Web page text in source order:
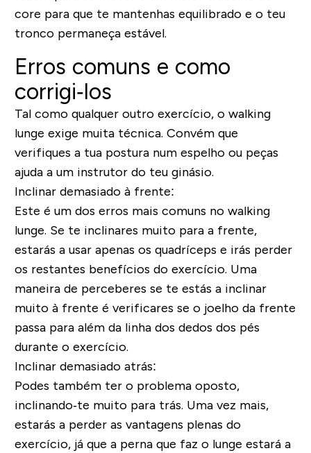
core para que te mantenhas equilibrado e o teu
tronco permaneça estável.
Erros comuns e como
corrigi‐los
Tal como qualquer outro exercício, o walking
lunge exige muita técnica. Convém que
verifiques a tua postura num espelho ou peças
ajuda a um instrutor do teu ginásio.
Inclinar demasiado à frente:
Este é um dos erros mais comuns no walking
lunge. Se te inclinares muito para a frente,
estarás a usar apenas os quadríceps e irás perder
os restantes benefícios do exercício. Uma
maneira de perceberes se te estás a inclinar
muito à frente é verificares se o joelho da frente
passa para além da linha dos dedos dos pés
durante o exercício.
Inclinar demasiado atrás:
Podes também ter o problema oposto,
inclinando‐te muito para trás. Uma vez mais,
estarás a perder as vantagens plenas do
exercício, já que a perna que faz o lunge estará a